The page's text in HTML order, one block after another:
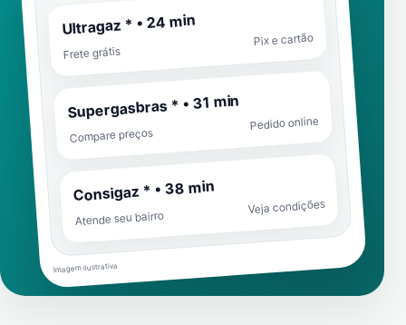
Ultragaz * • 24 min
Frete grátis
Pix e cartão
Supergasbras * • 31 min
Compare preços
Pedido online
Consigaz * • 38 min
Atende seu bairro
Veja condições
Imagem ilustrativa